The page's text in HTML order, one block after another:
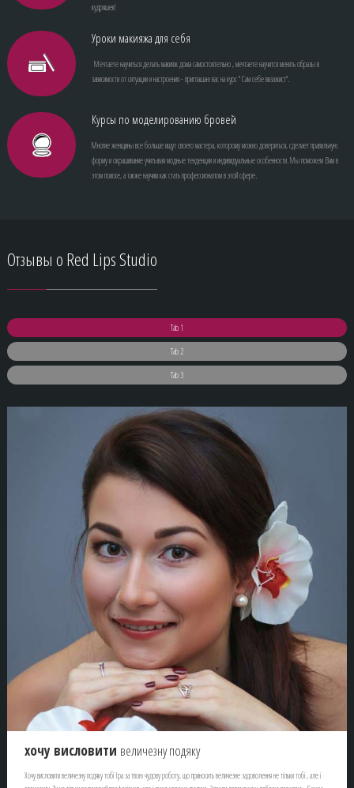
кудряшек!
Уроки макияжа для себя
Мечтаете научиться делать макияж дома самостоятельно , мечтаете научится менять образы в
зависимости от ситуации и настроения - приглашаю вас на курс " Сам себе визажист".
Курсы по моделированию бровей
Многие женщины все больше ищут своего мастера, которому можно довериться, сделает правильную
форму и окрашивание учитывая модные тенденции и индивидуальные особенности. Мы поможем Вам в
этом поиске, а также научим как стать профессионалом в этой сфере.
Отзывы о Red Lips Studio
Tab 1
Tab 2
Tab 3
хочу висловити величезну подяку
Хочу висловити величезну подяку тобі Іра за твою чудову роботу, що приносить величезне задоволення не тільки тобі , але і